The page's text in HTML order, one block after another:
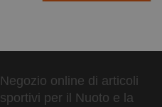
Negozio online di articoli
sportivi per il Nuoto e la